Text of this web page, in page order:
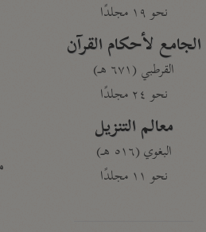
نحو ١٩ مجلدًا
الجامع لأحكام القرآن
القرطبي (٦٧١ هـ)
نحو ٢٤ مجلدًا
معالم التنزيل
البغوي (٥١٦ هـ)
نحو ١١ مجلدًا